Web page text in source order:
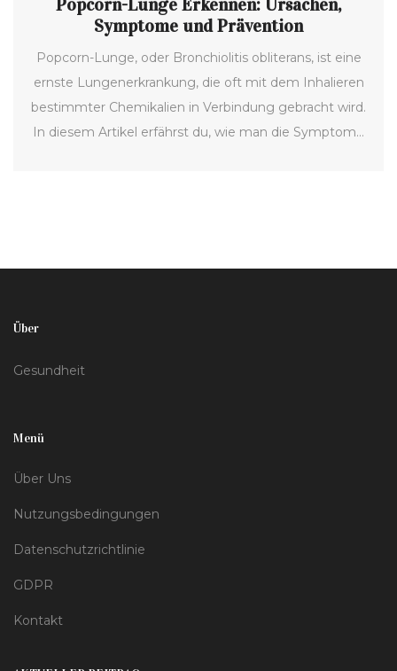
Popcorn-Lunge Erkennen: Ursachen,
Symptome und Prävention
Popcorn-Lunge, oder Bronchiolitis obliterans, ist eine
ernste Lungenerkrankung, die oft mit dem Inhalieren
bestimmter Chemikalien in Verbindung gebracht wird.
In diesem Artikel erfährst du, wie man die Symptome
Über
Gesundheit
Menü
Über Uns
Nutzungsbedingungen
Datenschutzrichtlinie
GDPR
Kontakt